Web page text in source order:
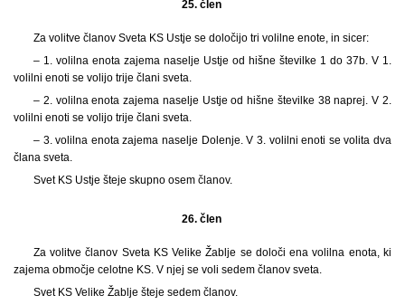
25. člen
Za volitve članov Sveta KS Ustje se določijo tri volilne enote, in sicer:
– 1. volilna enota zajema naselje Ustje od hišne številke 1 do 37b. V 1.
volilni enoti se volijo trije člani sveta.
– 2. volilna enota zajema naselje Ustje od hišne številke 38 naprej. V 2.
volilni enoti se volijo trije člani sveta.
– 3. volilna enota zajema naselje Dolenje. V 3. volilni enoti se volita dva
člana sveta.
Svet KS Ustje šteje skupno osem članov.
26. člen
Za volitve članov Sveta KS Velike Žablje se določi ena volilna enota, ki
zajema območje celotne KS. V njej se voli sedem članov sveta.
Svet KS Velike Žablje šteje sedem članov.